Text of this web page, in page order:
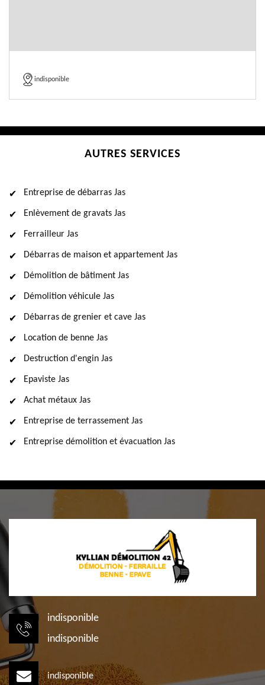
indisponible
AUTRES SERVICES
Entreprise de débarras Jas
Enlèvement de gravats Jas
Ferrailleur Jas
Débarras de maison et appartement Jas
Démolition de bâtiment Jas
Démolition véhicule Jas
Débarras de grenier et cave Jas
Location de benne Jas
Destruction d'engin Jas
Epaviste Jas
Achat métaux Jas
Entreprise de terrassement Jas
Entreprise démolition et évacuation Jas
indisponible
indisponible
indisponible